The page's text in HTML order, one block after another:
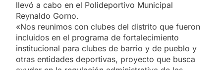
llevó a cabo en el Polideportivo Municipal
Reynaldo Gorno.
«Nos reunimos con clubes del distrito que fueron
incluidos en el programa de fortalecimiento
institucional para clubes de barrio y de pueblo y
otras entidades deportivas, proyecto que busca